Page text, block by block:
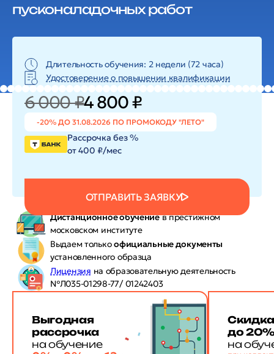
пусконаладочных работ
Длительность обучения: 2 недели (72 часа)
Удостоверение о повышении квалификации
6 000 ₽4 800 ₽
-20% ДО 31.08.2026 ПО ПРОМОКОДУ "ЛЕТО"
ОТПРАВИТЬ ЗАЯВКУ
Рассрочка без %
от 400 ₽/мес
Дистанционное обучениев престижном
московском институте
Выдаем толькоофициальные документы
установленного образца
Лицензия на образовательную деятельность
№Л035-01298-77/ 01242403
Выгодная
рассрочка
на обучение
до
на